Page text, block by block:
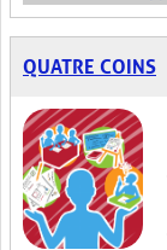
QUATRE COINS